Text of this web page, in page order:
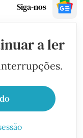
Siga-nos
a ler